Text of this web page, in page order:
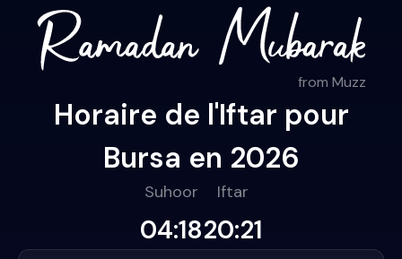
from Muzz
Horaire de l'Iftar pour
Bursa en 2026
Suhoor
04:18
Iftar
20:21